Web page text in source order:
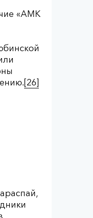
«АМК
[26]